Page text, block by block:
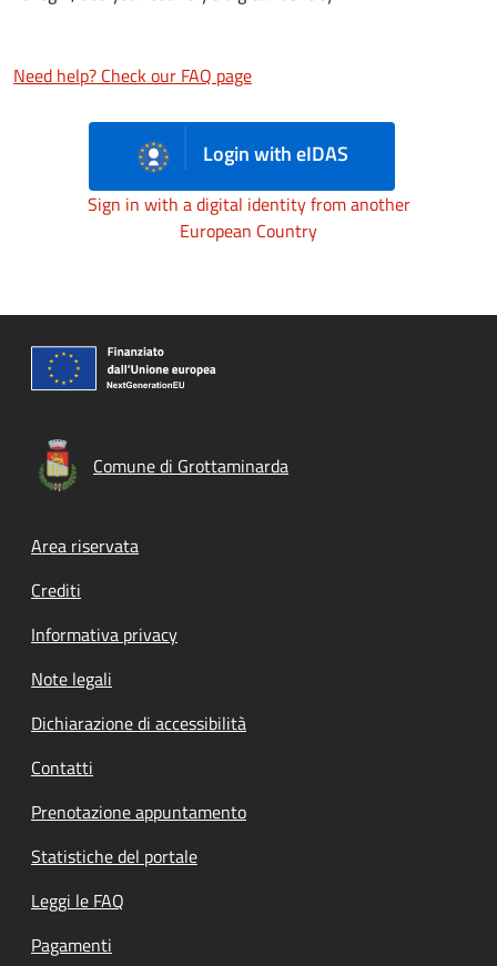
Need help? Check our FAQ page
Login with eIDAS
Sign in with a digital identity from another
European Country
Comune di Grottaminarda
Footer menu
Area riservata
Crediti
Informativa privacy
Note legali
Dichiarazione di accessibilità
Contatti
Prenotazione appuntamento
Statistiche del portale
Leggi le FAQ
Pagamenti